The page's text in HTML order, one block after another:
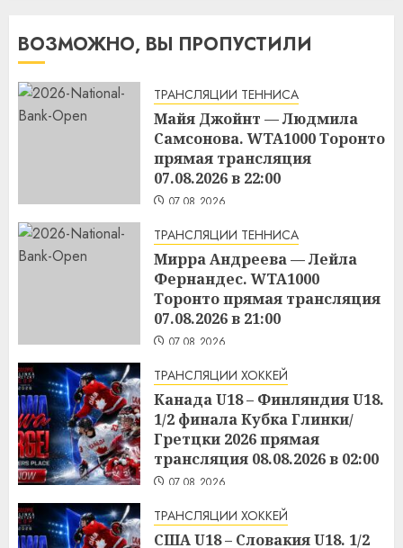
ВОЗМОЖНО, ВЫ ПРОПУСТИЛИ
ТРАНСЛЯЦИИ ТЕННИСА
Майя Джойнт — Людмила
Самсонова. WTA1000 Торонто
прямая трансляция
07.08.2026 в 22:00
07.08.2026
ТРАНСЛЯЦИИ ТЕННИСА
Мирра Андреева — Лейла
Фернандес. WTA1000
Торонто прямая трансляция
07.08.2026 в 21:00
07.08.2026
ТРАНСЛЯЦИИ ХОККЕЙ
Канада U18 – Финляндия U18.
1/2 финала Кубка Глинки/
Гретцки 2026 прямая
трансляция 08.08.2026 в 02:00
07.08.2026
ТРАНСЛЯЦИИ ХОККЕЙ
США U18 – Словакия U18. 1/2